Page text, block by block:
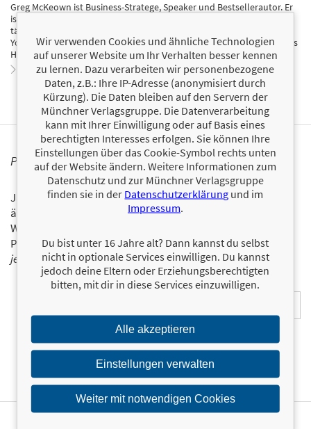
Greg McKeown ist Business-Stratege, Speaker und Bestsellerautor. Er
ist außerdem als Young Global Leader im World Economic Forum
tätig. McKeown schrieb bereits unter anderem Beiträge für die New
York Times und Fortune und ist einer der beliebtesten Blogger für das
Harvard Business Review.
Zum Profil von Greg McKeown
PERSONALISIERTE PRODUKTINFORMATIONEN
Ja, ich will über interessante Neuerscheinungen und
ähnliche Produkte informiert werden.
Wir halten Sie per E-Mail auf dem aktuellen Stand über das
Programm der Münchner Verlagsgruppe.Tragen Sie sich
jetzt ein!
E-Mail-Adresse:
Wir verwenden Cookies und ähnliche Technologien
auf unserer Website um Ihr Verhalten besser kennen
zu lernen. Dazu verarbeiten wir personenbezogene
Daten, z.B.: Ihre IP-Adresse (anonymisiert durch
Kürzung). Die Daten bleiben auf den Servern der
Münchner Verlagsgruppe. Die Datenverarbeitung
kann mit Ihrer Einwilligung oder auf Basis eines
berechtigten Interesses erfolgen. Sie können Ihre
Einstellungen über das Cookie-Symbol rechts unten
auf der Website ändern. Weitere Informationen zum
Datenschutz und zur Münchner Verlagsgruppe
finden sie in der Datenschutzerklärung und im
Impressum.
Du bist unter 16 Jahre alt? Dann kannst du selbst
nicht in optionale Services einwilligen. Du kannst
jedoch deine Eltern oder Erziehungsberechtigten
bitten, mit dir in diese Services einzuwilligen.
Alle akzeptieren
Einstellungen verwalten
Weiter mit notwendigen Cookies